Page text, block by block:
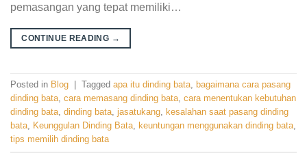
pemasangan yang tepat memiliki…
CONTINUE READING →
Posted in Blog Tagged apa itu dinding bata, bagaimana cara pasang
dinding bata, cara memasang dinding bata, cara menentukan kebutuhan
dinding bata, dinding bata, jasatukang, kesalahan saat pasang dinding
bata, Keunggulan Dinding Bata, keuntungan menggunakan dinding bata,
tips memilih dinding bata